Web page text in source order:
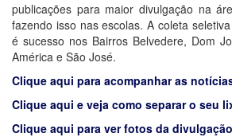
publicações para maior divulgação na
fazendo isso nas escolas. A coleta
é sucesso nos Bairros Belvedere, Dom
América e São José.
Clique aqui para acompanhar as
Clique aqui e veja como separar o seu
Clique aqui para ver fotos da divulgação